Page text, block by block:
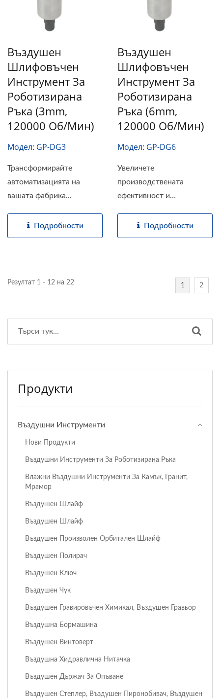
Въздушен
Шлифовъчен
Инструмент За
Роботизирана
Ръка (3mm,
120000 Об/мин)
Модел: GP-DG3
Трансформирайте
автоматизацията на
вашата фабрика...
Подробности
Въздушен
Шлифовъчен
Инструмент За
Роботизирана
Ръка (6mm,
120000 Об/мин)
Модел: GP-DG6
Увеличете
производствената
ефективност и
Подробности
Резултат 1 - 12 на 22 1 2
Продукти
Въздушни Инструменти
Нови Продукти
Въздушни Инструменти За Роботизирана Ръка
Влажни Въздушни Инструменти За Камък, Гранит,
Мрамор
Въздушен Шлайф
Въздушен Шлайф
Въздушен Произволен Орбитален Шлайф
Въздушен Полирач
Въздушен Ключ
Въздушен Чук
Въздушен Гравировъчен Химикал, Въздушен Гравьор
Въздушна Бормашина
Въздушен Винтоверт
Въздушна Хидравлична Нитачка
Въздушен Държач За Опъване
Въздушен Степлер, Въздушен Пиронобивач, Въздушен